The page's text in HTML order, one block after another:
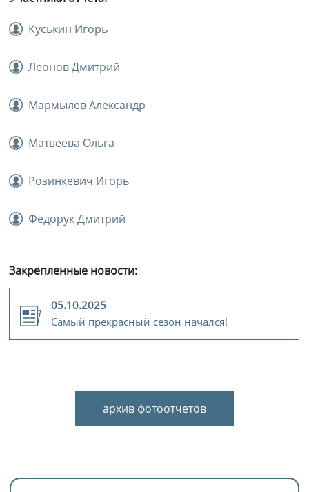
Куськин Игорь
Леонов Дмитрий
Мармылев Александр
Матвеева Ольга
Розинкевич Игорь
Федорук Дмитрий
Закрепленные новости:
05.10.2025
Самый прекрасный сезон начался!
архив фотоотчетов